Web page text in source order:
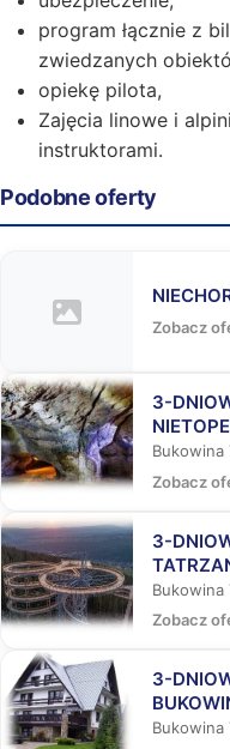
program łącznie z
zwiedzanych
opiekę pilota,
Zajęcia linowe i
instruktorami.
Podobne oferty
Zobacz
3-
BUKOWINY
Bukowina
Zobacz
3-
WŚRÓD
Bukowina
Zobacz
3-
Bukowina